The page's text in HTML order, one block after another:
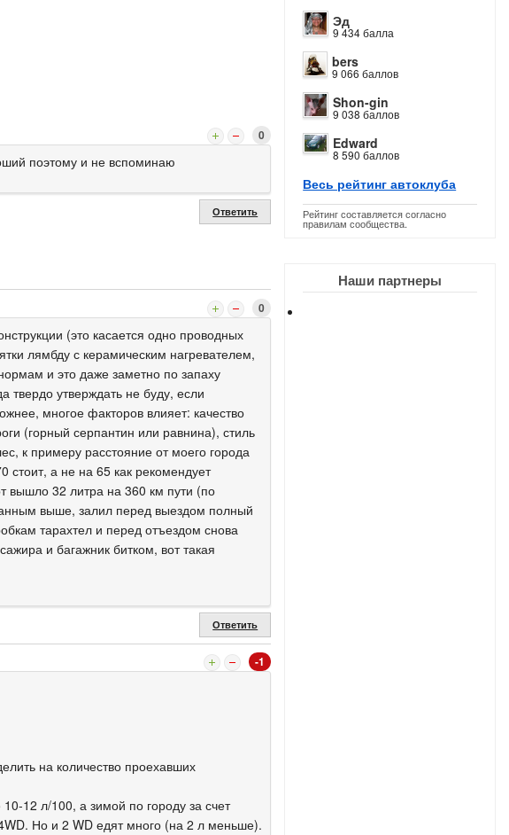
Эд
9 434 балла
bers
9 066 баллов
Shon-gin
9 038 баллов
Edward
8 590 баллов
Весь рейтинг автоклуба
Рейтинг составляется согласно
правилам сообщества.
Наши партнеры
0
поэтому и не вспоминаю
Ответить
0
(это касается одно проводных
лямбду с керамическим нагревателем,
и это даже заметно по запаху
твердо утверждать не буду, если
многое факторов влияет: качество
(горный серпантин или равнина), стиль
к примеру расстояние от моего города
стоит, а не на 65 как рекомендует
вышло 32 литра на 360 км пути (по
выше, залил перед выездом полный
тарахтел и перед отъездом снова
и багажник битком, вот такая
Ответить
-1
на количество проехавших
12 л/100, а зимой по городу за счет
Но и 2 WD едят много (на 2 л меньше).